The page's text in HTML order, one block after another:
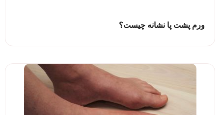
ورم پشت پا نشانه چیست؟